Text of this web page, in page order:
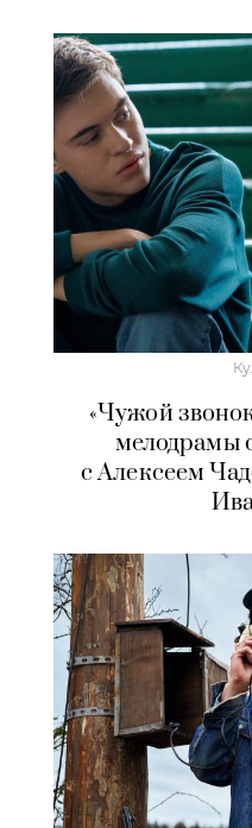
«Чужой
мелодрамы
с Алексеем